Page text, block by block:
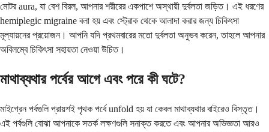
মোটর aura, যা বেশ বিরল, আপনার শরীরের একপাশে অস্থায়ী দুর্বলতা জড়িত। এই ধরণের
hemiplegic migraine বলা হয় এবং স্ট্রোক থেকে আলাদা করার জন্য চিকিৎসা
মূল্যায়নের প্রয়োজন। আপনি যদি প্রথমবারের মতো দুর্বলতা অনুভব করেন, তাহলে আপনার
অবিলম্বে চিকিৎসা সহায়তা নেওয়া উচিত।
মাথাব্যথার পর্বের আগে এবং পরে কী ঘটে?
মাইগ্রেন পর্বগুলি প্রায়শই পৃথক পর্বে unfold হয় যা কেবল মাথাব্যথার বাইরেও বিস্তৃত।
এই পর্বগুলি বোঝা আপনাকে সতর্ক লক্ষণগুলি সনাক্ত করতে এবং আপনার অভিজ্ঞতা আরও